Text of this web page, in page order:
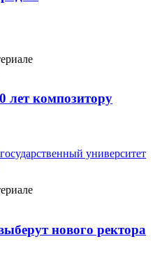
лет композитору
университет
нового ректора